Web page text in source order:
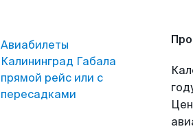
Авиабилеты
Калининград Габала
прямой рейс или с
пересадками